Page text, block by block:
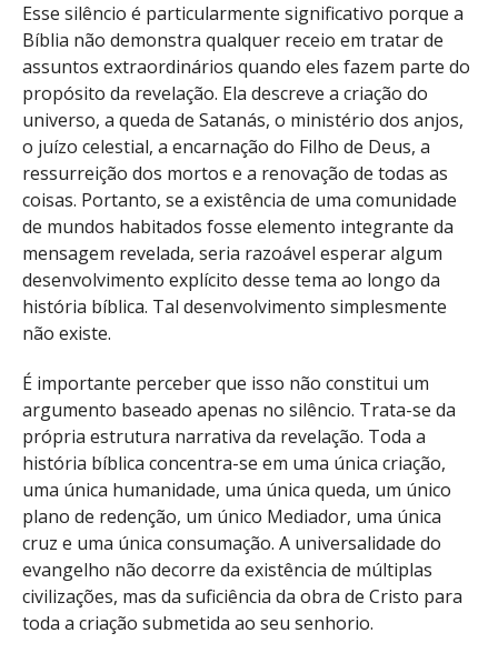
Esse silêncio é particularmente significativo porque a
Bíblia não demonstra qualquer receio em tratar de
assuntos extraordinários quando eles fazem parte do
propósito da revelação. Ela descreve a criação do
universo, a queda de Satanás, o ministério dos anjos,
o juízo celestial, a encarnação do Filho de Deus, a
ressurreição dos mortos e a renovação de todas as
coisas. Portanto, se a existência de uma comunidade
de mundos habitados fosse elemento integrante da
mensagem revelada, seria razoável esperar algum
desenvolvimento explícito desse tema ao longo da
história bíblica. Tal desenvolvimento simplesmente
não existe.
É importante perceber que isso não constitui um
argumento baseado apenas no silêncio. Trata-se da
própria estrutura narrativa da revelação. Toda a
história bíblica concentra-se em uma única criação,
uma única humanidade, uma única queda, um único
plano de redenção, um único Mediador, uma única
cruz e uma única consumação. A universalidade do
evangelho não decorre da existência de múltiplas
civilizações, mas da suficiência da obra de Cristo para
toda a criação submetida ao seu senhorio.